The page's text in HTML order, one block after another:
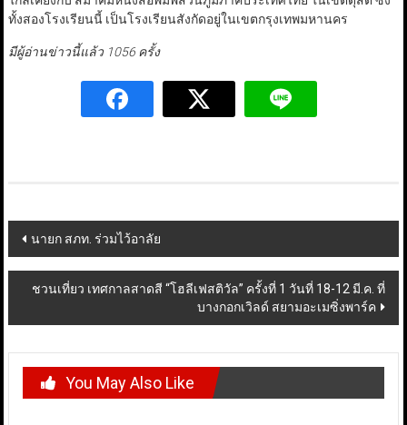
ทั้งสองโรงเรียนนี้ เป็นโรงเรียนสังกัดอยู่ในเขตกรุงเทพมหานคร
มีผู้อ่านข่าวนี้แล้ว 1056 ครั้ง
Post
navigation
นายก สภท. ร่วมไว้อาลัย
ชวนเที่ยว เทศกาลสาดสี “โฮลีเฟสติวัล” ครั้งที่ 1 วันที่ 18-12 มี.ค. ที่
บางกอกเวิลด์ สยามอะเมซิ่งพาร์ค
You May Also Like